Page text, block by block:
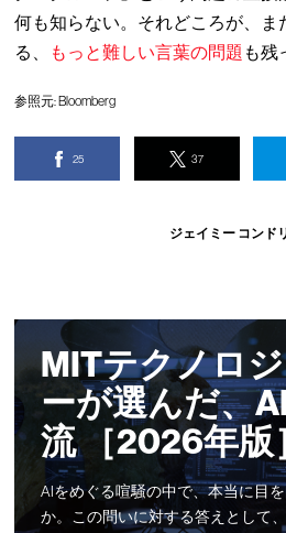
何も知らない。それどころが、ま
る、
もっと難しい言葉の問題 も残
参照元: Bloomberg
25 37
ジェイミー コンド
MITテクノロ
ーが選んだ、
流 ［2026年版
AIをめぐる喧騒の中で、本当に目
か。この問いに対する答えとして